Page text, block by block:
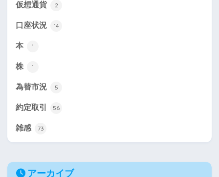
仮想通貨 2
口座状況 14
本 1
株 1
為替市況 5
約定取引 56
雑感 73
アーカイブ